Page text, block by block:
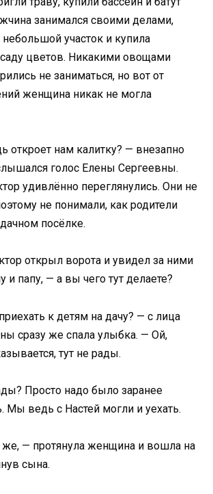
занимался своими делами,
небольшой участок и купила
цветов. Никакими овощами
не заниматься, но вот от
женщина никак не могла
откроет нам калитку? — внезапно
голос Елены Сергеевны.
удивлённо переглянулись. Они не
не понимали, как родители
посёлке.
открыл ворота и увидел за ними
и папу, — а вы чего тут делаете?
к детям на дачу? — с лица
сразу же спала улыбка. — Ой,
тут не рады.
Просто надо было заранее
Мы ведь с Настей могли и уехать.
же, — протянула женщина и вошла на
сына.